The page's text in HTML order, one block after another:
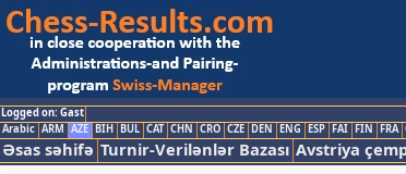
Logged on: Gast
Arabic ARM AZE BIH BUL CAT CHN CRO CZE DEN ENG ESP FAI FIN FRA
Əsas səhifə Turnir-Verilənlər Bazası Avstriya